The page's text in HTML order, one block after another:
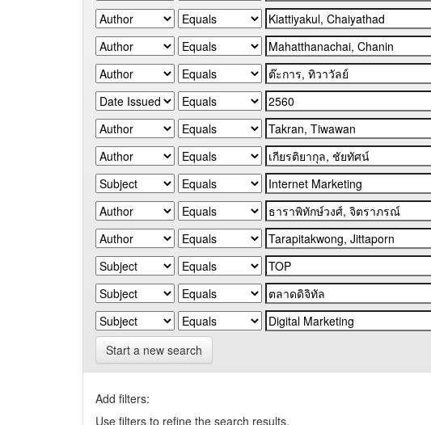
Start a new search
Add filters:
Use filters to refine the search results.